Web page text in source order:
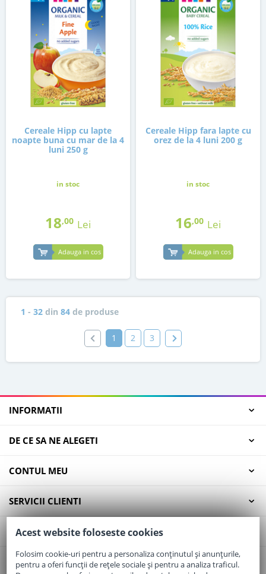
Cereale Hipp cu lapte
noapte buna cu mar de la 4
luni 250 g
in stoc
18,00 Lei
Adauga in cos
Cereale Hipp fara lapte cu
orez de la 4 luni 200 g
in stoc
16,00 Lei
Adauga in cos
1 - 32 din 84 de produse
1 2 3
INFORMATII
DE CE SA NE ALEGETI
CONTUL MEU
SERVICII CLIENTI
CONTACT
Email:office@elaptepraf.ro
Acest website foloseste cookies
Folosim cookie-uri pentru a personaliza conținutul și anunțurile,
pentru a oferi funcții de rețele sociale și pentru a analiza traficul.